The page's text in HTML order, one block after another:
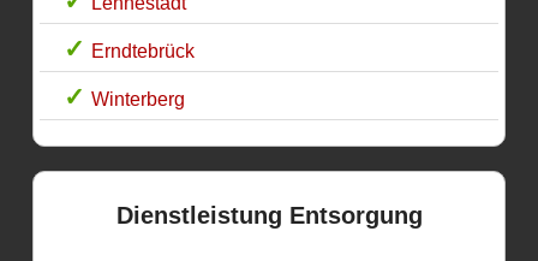
Erndtebrück
Winterberg
Dienstleistung Entsorgung